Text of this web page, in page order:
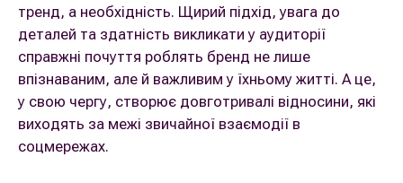
тренд, а необхідність. Щирий підхід, увага до
деталей та здатність викликати у аудиторії
справжні почуття роблять бренд не лише
впізнаваним, але й важливим у їхньому житті. А це,
у свою чергу, створює довготривалі відносини, які
виходять за межі звичайної взаємодії в
соцмережах.